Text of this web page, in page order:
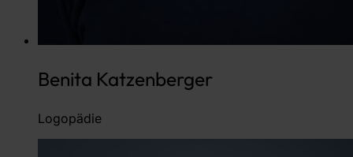
Benita Katzenberger
Logopädie